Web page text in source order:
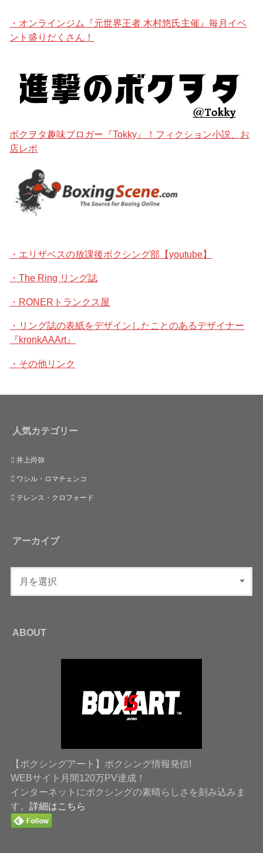
・オンラインジム『元世界王者 木村悠氏主催』毎月イベ
ント盛りだくさん！
ボクヲタ趣味ブロガー『Tokky』！フィクション小説、お
店レポ
・エリザベスの放課後ボクシング部【youtube】
・The Ring リング誌
・RONERトランクス屋
・リング誌の表紙をデザインしたことのあるデザイナー
『kronkAAArt』
・その他リンク
人気カテゴリー
井上尚弥
ワシル・ロマチェンコ
テレンス・クロフォード
アーカイブ
ABOUT
【ボクシングアート】ボクシング情報発信!
WEBサイト月間120万PV達成！
インターネットにボクシングの素晴らしさを刻み込みま
す。 詳細はこちら